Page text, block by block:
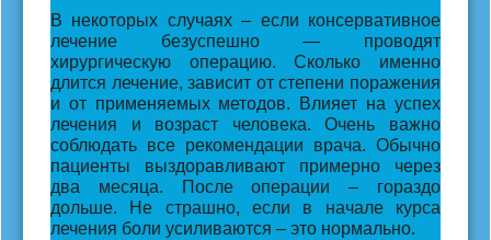
В некоторых случаях – если консервативное
лечение безуспешно — проводят
хирургическую операцию. Сколько именно
длится лечение, зависит от степени поражения
и от применяемых методов. Влияет на успех
лечения и возраст человека. Очень важно
соблюдать все рекомендации врача. Обычно
пациенты выздоравливают примерно через
два месяца. После операции – гораздо
дольше. Не страшно, если в начале курса
лечения боли усиливаются – это нормально.